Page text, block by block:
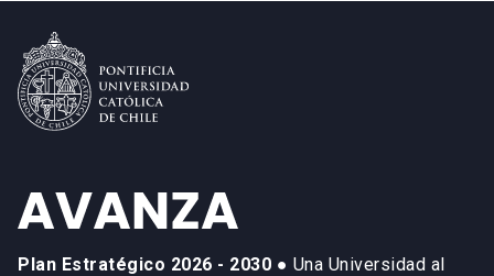
Plan Estratégico 2026 - 2030 ● Una Universidad al